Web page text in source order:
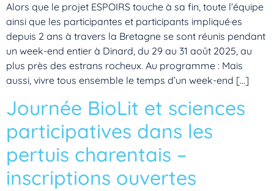
Alors que le projet ESPOIRS touche à sa fin, toute l’équipe
ainsi que les participantes et participants impliqué·es
depuis 2 ans à travers la Bretagne se sont réunis pendant
un week-end entier à Dinard, du 29 au 31 août 2025, au
plus près des estrans rocheux. Au programme : Mais
aussi, vivre tous ensemble le temps d’un week-end […]
Journée BioLit et sciences
participatives dans les
pertuis charentais –
inscriptions ouvertes